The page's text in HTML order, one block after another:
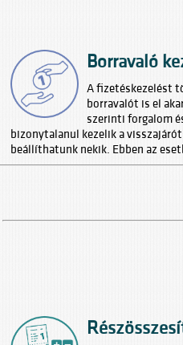
Borravaló
A fizetéskezelést
borravalót is el
szerinti forgalom
bizonytalanul kezelik a
beállíthatunk nekik. Ebben az